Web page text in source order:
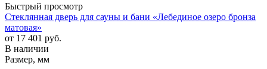
Быстрый просмотр
Стеклянная дверь для сауны и бани «Лебединое озеро бронза
матовая»
от 17 401 руб.
В наличии
Размер, мм